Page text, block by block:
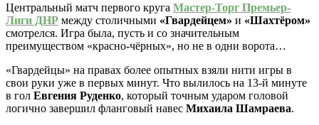
Центральный матч первого круга Мастер-Торг Премьер-
Лиги ДНР между столичными «Гвардейцем» и «Шахтёром»
смотрелся. Игра была, пусть и со значительным
преимуществом «красно-чёрных», но не в одни ворота…
«Гвардейцы» на правах более опытных взяли нити игры в
свои руки уже в первых минут. Что вылилось на 13-й минуте
в гол Евгения Руденко, который точным ударом головой
логично завершил фланговый навес Михаила Шамраева.